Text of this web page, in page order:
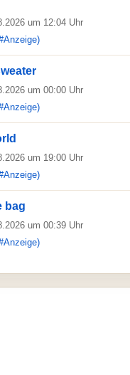
um 12:04 Uhr
um 00:00 Uhr
um 19:00 Uhr
bag
um 00:39 Uhr